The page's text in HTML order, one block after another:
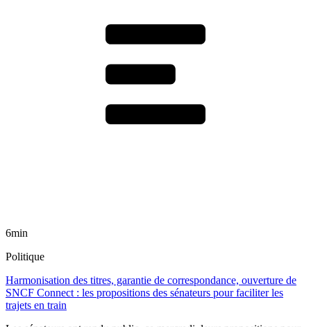
6min
Politique
Harmonisation des titres, garantie de correspondance, ouverture de
SNCF Connect : les propositions des sénateurs pour faciliter les
trajets en train